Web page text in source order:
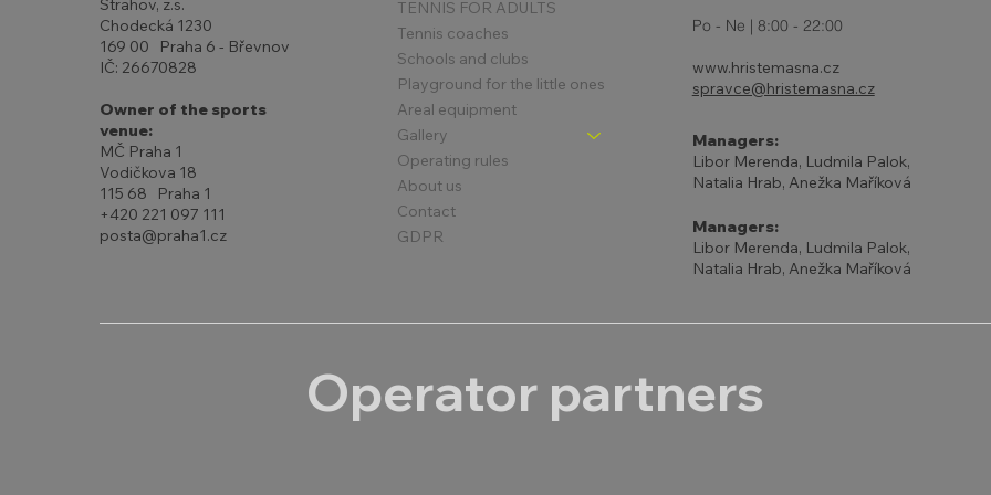
Strahov, z.s.
Chodecká 1230
169 00 Praha 6 - Břevnov
IČ: 26670828
Owner of the sports
venue:
MČ Praha 1
Vodičkova 18
115 68 Praha 1
+420 221 097 111
posta@praha1.cz
TENNIS FOR ADULTS
Tennis coaches
Schools and clubs
Playground for the little ones
Areal equipment
Gallery
Operating rules
About us
Contact
GDPR
Po - Ne | 8:00 - 22:00
www.hristemasna.cz
spravce@hristemasna.cz
Managers:
Libor Merenda, Ludmila Palok,
Natalia Hrab, Anežka Maříková
Managers:
Libor Merenda, Ludmila Palok,
Natalia Hrab, Anežka Maříková
Operator partners